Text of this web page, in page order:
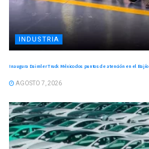
INDUSTRIA
Inaugura Daimler Truck México dos puntos de atención en el Bajío
AGOSTO 7, 2026